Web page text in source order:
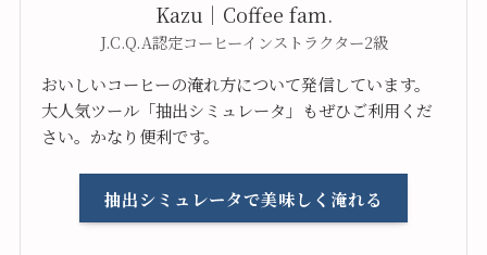
Kazu｜Coffee fam.
J.C.Q.A認定コーヒーインストラクター2級
おいしいコーヒーの淹れ方について発信しています。
大人気ツール「抽出シミュレータ」もぜひご利用くだ
さい。かなり便利です。
抽出シミュレータで美味しく淹れる